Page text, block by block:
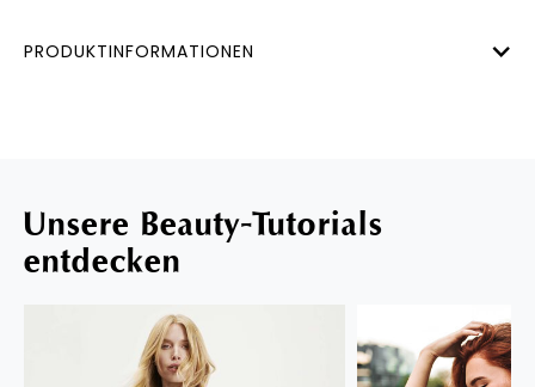
PRODUKTINFORMATIONEN
Unsere Beauty-Tutorials
entdecken